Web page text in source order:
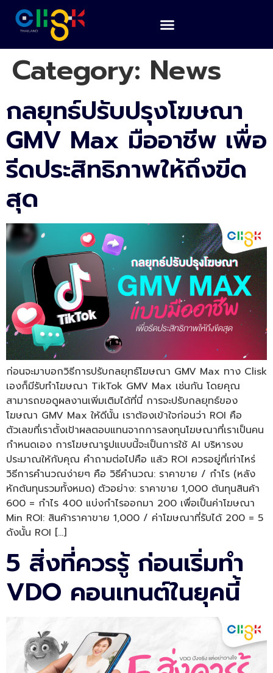
Category: News
กลยุทธ์ปรับปรุงโฆษณา
GMV Max มืออาชีพ เพื่อ
รีดประสิทธิภาพให้ถึงขีด
สุด
ก่อนจะมาบอกวิธีการปรับกลยุทธ์โฆษณา GMV Max ทาง Clisk
เองก็มีรับทำโฆษณา TikTok GMV Max เช่นกัน โดยคุณ
สามารถขอดูผลงานเพิ่มเติมได้ที่นี่ การจะปรับกลยุทธ์ของ
โฆษณา GMV Max ให้ดีนั้น เราต้องเข้าใจก่อนว่า ROI คือ
ตัวเลขที่เราตั้งเป้าผลตอบแทนจากการลงทุนโฆษณาที่เราเป็นคน
กำหนดเอง การโฆษณารูปแบบนี้จะเป็นการใช้ AI บริหารงบ
ประมาณให้กับคุณ คำถามต่อไปคือ แล้ว ROI ควรอยู่ที่เท่าไหร่
วิธีการคำนวณง่ายๆ คือ วิธีคำนวณ: ราคาขาย / กำไร (หลัง
หักต้นทุนรวมทั้งหมด) ตัวอย่าง: ราคาขาย 1,000 ต้นทุนสินค้า
600 = กำไร 400 แบ่งกำไรออกมา 200 เพื่อเป็นค่าโฆษณา
Min ROI: สินค้าราคาขาย 1,000 / ค่าโฆษณาที่รับได้ 200 = 5
ดังนั้น ROI […]
5 สิ่งที่ควรรู้ ก่อนเริ่มทำ
VDO คอนเทนต์ในยุคนี้